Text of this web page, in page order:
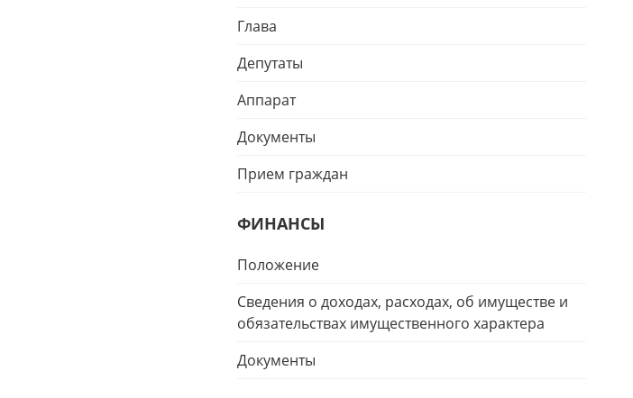
Глава
Депутаты
Аппарат
Документы
Прием граждан
ФИНАНСЫ
Положение
Сведения о доходах, расходах, об имуществе и
обязательствах имущественного характера
Документы